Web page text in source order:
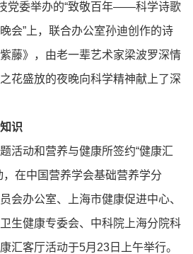
委举办的“致敬百年——科学诗歌
会”上，联合办公室孙迪创作的诗
藤》，由老一辈艺术家梁波罗深情
花盛放的夜晚向科学精神献上了深
识
动和营养与健康所签约“健康汇
，在中国营养学会基础营养学分
会办公室、上海市健康促进中心、
生健康专委会、中科院上海分院科
汇客厅活动于5月23日上午举行。